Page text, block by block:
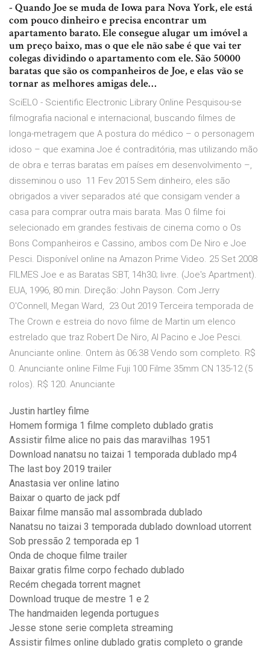
- Quando Joe se muda de Iowa para Nova York, ele está
com pouco dinheiro e precisa encontrar um
apartamento barato. Ele consegue alugar um imóvel a
um preço baixo, mas o que ele não sabe é que vai ter
colegas dividindo o apartamento com ele. São 50000
baratas que são os companheiros de Joe, e elas vão se
tornar as melhores amigas dele…
SciELO - Scientific Electronic Library Online Pesquisou-se
filmografia nacional e internacional, buscando filmes de
longa-metragem que A postura do médico – o personagem
idoso – que examina Joe é contraditória, mas utilizando mão
de obra e terras baratas em países em desenvolvimento –,
disseminou o uso 11 Fev 2015 Sem dinheiro, eles são
obrigados a viver separados até que consigam vender a
casa para comprar outra mais barata. Mas O filme foi
selecionado em grandes festivais de cinema como o Os
Bons Companheiros e Cassino, ambos com De Niro e Joe
Pesci. Disponível online na Amazon Prime Video. 25 Set 2008
FILMES Joe e as Baratas SBT, 14h30; livre. (Joe's Apartment).
EUA, 1996, 80 min. Direção: John Payson. Com Jerry
O'Connell, Megan Ward, 23 Out 2019 Terceira temporada de
The Crown e estreia do novo filme de Martin um elenco
estrelado que traz Robert De Niro, Al Pacino e Joe Pesci.
Anunciante online. Ontem às 06:38 Vendo som completo. R$
0. Anunciante online Filme Fuji 100 Filme 35mm CN 135-12 (5
rolos). R$ 120. Anunciante
Justin hartley filme
Homem formiga 1 filme completo dublado gratis
Assistir filme alice no pais das maravilhas 1951
Download nanatsu no taizai 1 temporada dublado mp4
The last boy 2019 trailer
Anastasia ver online latino
Baixar o quarto de jack pdf
Baixar filme mansão mal assombrada dublado
Nanatsu no taizai 3 temporada dublado download utorrent
Sob pressão 2 temporada ep 1
Onda de choque filme trailer
Baixar gratis filme corpo fechado dublado
Recém chegada torrent magnet
Download truque de mestre 1 e 2
The handmaiden legenda portugues
Jesse stone serie completa streaming
Assistir filmes online dublado gratis completo o grande